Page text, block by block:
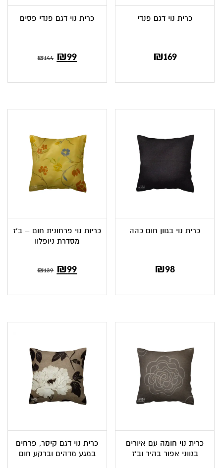
כרית נוי דגם פנדי
₪169
כרית נוי דגם פנדי פסים
₪144 המחיר
₪144.
₪99המחיר
₪99.
כרית נוי בגוון חום כהה
₪98
כריות נוי פרחונית חום – ב’ז
מסדרת ניופלוו
₪139 המחיר
₪139.
₪99המחיר
₪99.
כרית נוי חומה עם איורים
בגווני אפור בהיר וב’ז
כרית נוי דגם קיסר, פרחים
במגע מדהים וברקע חום